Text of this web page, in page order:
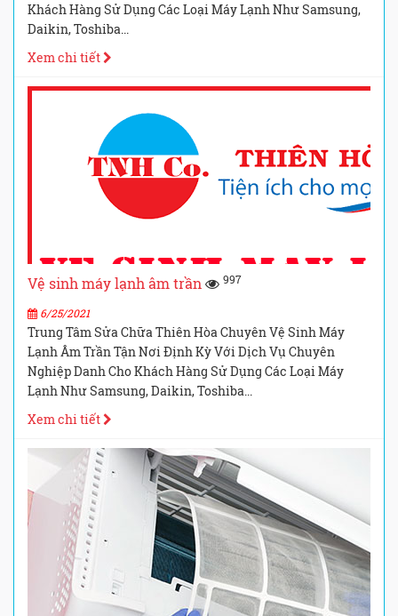
Khách Hàng Sử Dụng Các Loại Máy Lạnh Như Samsung,
Daikin, Toshiba...
Xem chi tiết
Vệ sinh máy lạnh âm trần 997
6/25/2021
Trung Tâm Sửa Chữa Thiên Hòa Chuyên Vệ Sinh Máy
Lạnh Âm Trần Tận Nơi Định Kỳ Với Dịch Vụ Chuyên
Nghiệp Danh Cho Khách Hàng Sử Dụng Các Loại Máy
Lạnh Như Samsung, Daikin, Toshiba...
Xem chi tiết